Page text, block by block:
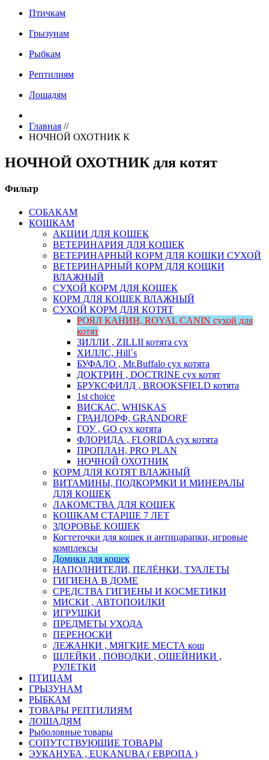
Птичкам
Грызунам
Рыбкам
Рептилиям
Лошадям
Главная //
НОЧНОЙ ОХОТНИК К
НОЧНОЙ ОХОТНИК для котят
Фильтр
СОБАКАМ
КОШКАМ
АКЦИИ ДЛЯ КОШЕК
ВЕТЕРИНАРИЯ ДЛЯ КОШЕК
ВЕТЕРИНАРНЫЙ КОРМ ДЛЯ КОШКИ СУХОЙ
ВЕТЕРИНАРНЫЙ КОРМ ДЛЯ КОЩКИ
ВЛАЖНЫЙ
СУХОЙ КОРМ ДЛЯ КОШЕК
КОРМ ДЛЯ КОШЕК ВЛАЖНЫЙ
СУХОЙ КОРМ ДЛЯ КОТЯТ
РОЯЛ КАНИН, ROYAL CANIN сухой для
котят
ЗИЛЛИ , ZILLII котята сух
ХИЛЛС, Hill´s
БУФАЛО , Mr.Buffalo сух котята
ДОКТРИН , DOCTRINE сух котят
БРУКСФИЛД , BROOKSFIELD котята
1st choice
ВИСКАС, WHISKAS
ГРАНДОРФ, GRANDORF
ГОУ , GO сух котята
ФЛОРИДА , FLORIDA сух котята
ПРОПЛАН, PRO PLAN
НОЧНОЙ ОХОТНИК
КОРМ ДЛЯ КОТЯТ ВЛАЖНЫЙ
ВИТАМИНЫ, ПОДКОРМКИ И МИНЕРАЛЫ
ДЛЯ КОШЕК
ЛАКОМСТВА ДЛЯ КОШЕК
КОШКАМ СТАРШЕ 7 ЛЕТ
ЗДОРОВЬЕ КОШЕК
Когтеточки для кошек и антицарапки, игровые
комплексы
Домики для кошек
НАПОЛНИТЕЛИ, ПЕЛЁНКИ, ТУАЛЕТЫ
ГИГИЕНА В ДОМЕ
СРЕДСТВА ГИГИЕНЫ И КОСМЕТИКИ
МИСКИ , АВТОПОИЛКИ
ИГРУШКИ
ПРЕДМЕТЫ УХОДА
ПЕРЕНОСКИ
ЛЕЖАНКИ , МЯГКИЕ МЕСТА кош
ШЛЕЙКИ , ПОВОДКИ , ОШЕЙНИКИ ,
РУЛЕТКИ
ПТИЦАМ
ГРЫЗУНАМ
РЫБКАМ
ТОВАРЫ РЕПТИЛИЯМ
ЛОШАДЯМ
Рыболовные товары
СОПУТСТВУЮЩИЕ ТОВАРЫ
ЭУКАНУБА , EUKANUBA ( ЕВРОПА )